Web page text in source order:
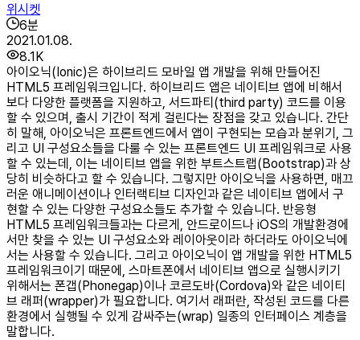
위시켓
6분
2021.01.08.
8.1K
아이오닉(Ionic)은 하이브리드 모바일 앱 개발을 위해 만들어진
HTML5 프레임워크입니다. 하이브리드 앱은 네이티브 앱에 비해서
보다 다양한 플랫폼을 지원하고, 서드파티(third party) 코드를 이용
할 수 있으며, 출시 기간이 적게 걸린다는 장점을 갖고 있습니다. 간단
히 말해, 아이오닉은 프론트엔드에서 앱이 구현되는 모습과 분위기, 그
리고 UI 구성요소들을 다룰 수 있는 프론트엔드 UI 프레임워크로 사용
할 수 있는데, 이는 네이티브 앱을 위한 부트스트랩(Bootstrap)과 상
당히 비슷하다고 할 수 있습니다. 그렇지만 아이오닉을 사용하면, 매끄
러운 애니메이션이나 인터랙티브 디자인과 같은 네이티브 앱에서 구
현할 수 있는 다양한 구성요소들도 추가할 수 있습니다. 반응형
HTML5 프레임워크들과는 다르게, 안드로이드나 iOS의 개발환경에
서만 찾을 수 있는 UI 구성요소와 레이아웃이라 하더라도 아이오닉에
서는 사용할 수 있습니다. 그리고 아이오닉이 앱 개발을 위한 HTML5
프레임워크이기 때문에, 스마트폰에서 네이티브 앱으로 실행시키기
위해서는 폰갭(Phonegap)이나 코르도바(Cordova)와 같은 네이티
브 래퍼(wrapper)가 필요합니다. 여기서 래퍼란, 작성된 코드를 다른
환경에서 실행될 수 있게 감싸주는(wrap) 일종의 인터페이스 계층을
말합니다.